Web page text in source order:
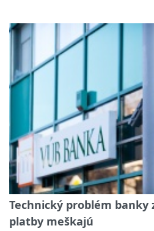
Technický problém banky
platby meškajú